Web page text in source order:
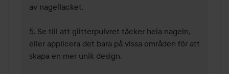
av nagellacket.
5. Se till att glitterpulvret täcker hela nageln,
eller applicera det bara på vissa områden för att
skapa en mer unik design.